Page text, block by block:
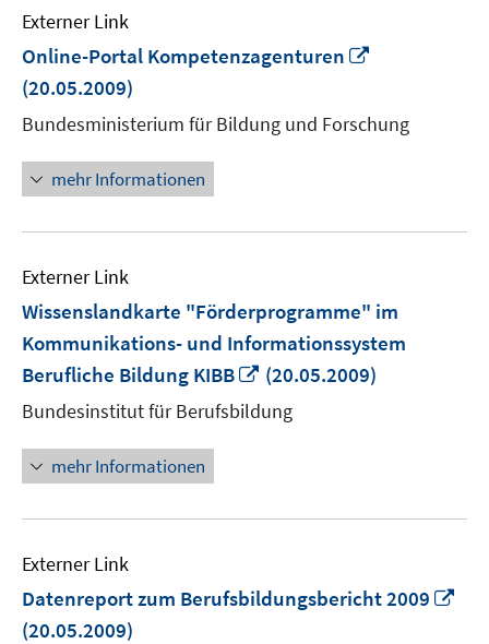
Externer Link
Online-Portal Kompetenzagenturen
öffnen
(20.05.2009)
Bundesministerium für Bildung und Forschung
mehr Informationen
Externer Link
Wissenslandkarte "Förderprogramme" im
Kommunikations- und Informationssystem
Berufliche Bildung KIBB
In
Fenster
(20.05.2009)
Bundesinstitut für Berufsbildung
mehr Informationen
Externer Link
Datenreport zum Berufsbildungsbericht 2009
(20.05.2009)